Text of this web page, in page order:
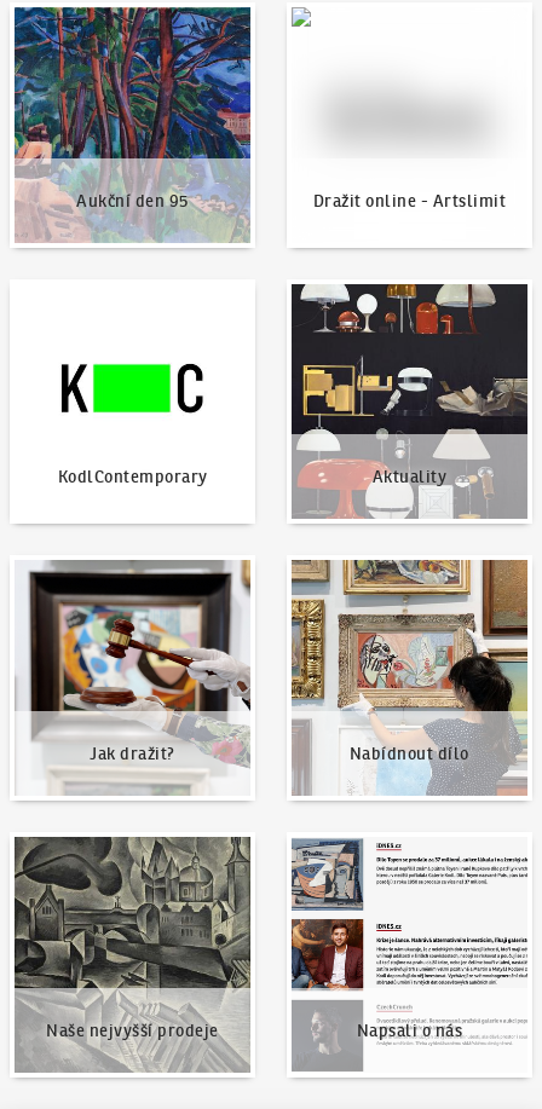
Aukční den 95
Aukční den 95
Dražit online - Artslimit
Dražit online - Artslimit
KodlContemporary Aktuality
Aktuality
Jak dražit?
Jak dražit?
Nabídnout dílo
Nabídnout dílo
Naše nejvyšší prodeje
Naše nejvyšší prodeje
Napsali o nás
Napsali o nás